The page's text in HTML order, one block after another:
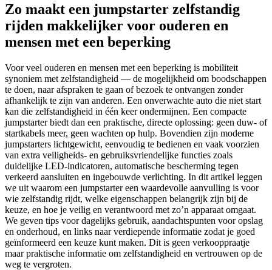
Zo maakt een jumpstarter zelfstandig
rijden makkelijker voor ouderen en
mensen met een beperking
Voor veel ouderen en mensen met een beperking is mobiliteit
synoniem met zelfstandigheid — de mogelijkheid om boodschappen
te doen, naar afspraken te gaan of bezoek te ontvangen zonder
afhankelijk te zijn van anderen. Een onverwachte auto die niet start
kan die zelfstandigheid in één keer ondermijnen. Een compacte
jumpstarter biedt dan een praktische, directe oplossing: geen duw- of
startkabels meer, geen wachten op hulp. Bovendien zijn moderne
jumpstarters lichtgewicht, eenvoudig te bedienen en vaak voorzien
van extra veiligheids- en gebruiksvriendelijke functies zoals
duidelijke LED-indicatoren, automatische bescherming tegen
verkeerd aansluiten en ingebouwde verlichting. In dit artikel leggen
we uit waarom een jumpstarter een waardevolle aanvulling is voor
wie zelfstandig rijdt, welke eigenschappen belangrijk zijn bij de
keuze, en hoe je veilig en verantwoord met zo’n apparaat omgaat.
We geven tips voor dagelijks gebruik, aandachtspunten voor opslag
en onderhoud, en links naar verdiepende informatie zodat je goed
geïnformeerd een keuze kunt maken. Dit is geen verkooppraatje
maar praktische informatie om zelfstandigheid en vertrouwen op de
weg te vergroten.